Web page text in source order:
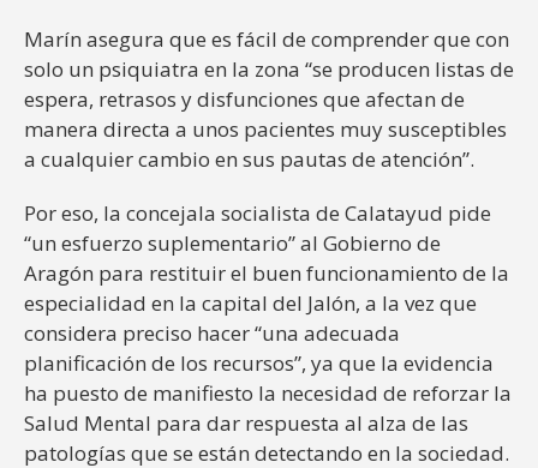
Marín asegura que es fácil de comprender que con
solo un psiquiatra en la zona “se producen listas de
espera, retrasos y disfunciones que afectan de
manera directa a unos pacientes muy susceptibles
a cualquier cambio en sus pautas de atención”.
Por eso, la concejala socialista de Calatayud pide
“un esfuerzo suplementario” al Gobierno de
Aragón para restituir el buen funcionamiento de la
especialidad en la capital del Jalón, a la vez que
considera preciso hacer “una adecuada
planificación de los recursos”, ya que la evidencia
ha puesto de manifiesto la necesidad de reforzar la
Salud Mental para dar respuesta al alza de las
patologías que se están detectando en la sociedad.